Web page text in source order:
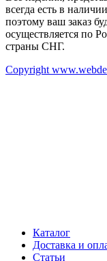
всегда есть в
поэтому ваш заказ
осуществляется по
страны СНГ.
Copyright
Каталог
Доставка и
Статьи